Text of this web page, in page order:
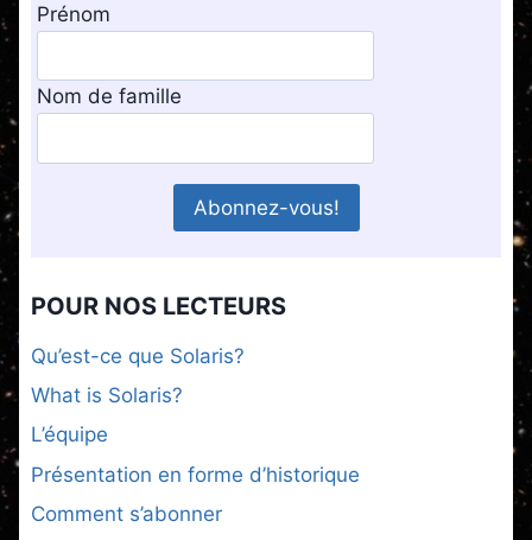
Prénom
Nom de famille
POUR NOS LECTEURS
Qu’est-ce que Solaris?
What is Solaris?
L’équipe
Présentation en forme d’historique
Comment s’abonner